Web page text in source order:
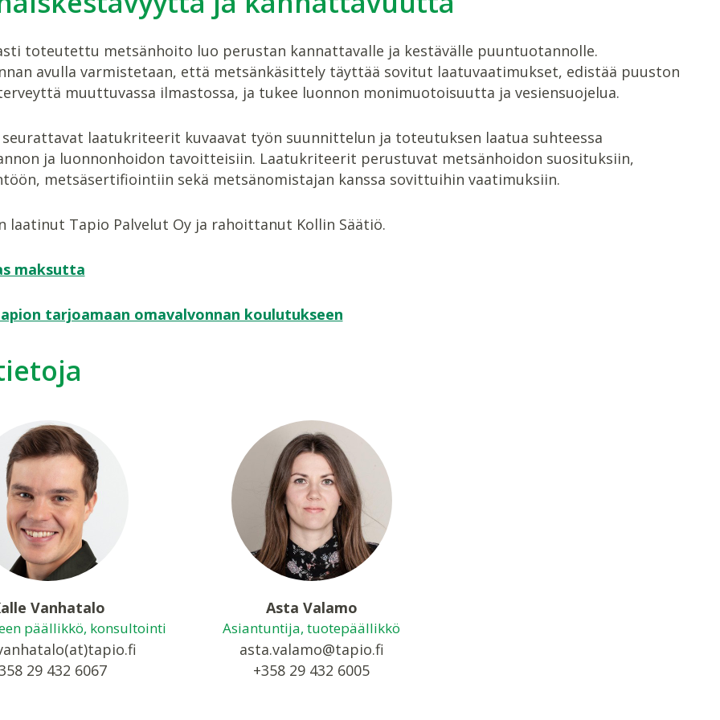
toteutettu metsänhoito luo perustan kannattavalle ja kestävälle puuntuotannolle.
avulla varmistetaan, että metsänkäsittely täyttää sovitut laatuvaatimukset, edistää puuston
muuttuvassa ilmastossa, ja tukee luonnon monimuotoisuutta ja vesiensuojelua.
seurattavat laatukriteerit kuvaavat työn suunnittelun ja toteutuksen laatua suhteessa
ja luonnonhoidon tavoitteisiin. Laatukriteerit perustuvat metsänhoidon suosituksiin,
metsäsertifiointiin sekä metsänomistajan kanssa sovittuihin vaatimuksiin.
laatinut Tapio Palvelut Oy ja rahoittanut Kollin Säätiö.
maksutta
tarjoamaan omavalvonnan koulutukseen
Vanhatalo
päällikkö, konsultointi
29 432 6067
Asta Valamo
Asiantuntija, tuotepäällikkö
asta.valamo@tapio.fi
+358 29 432 6005